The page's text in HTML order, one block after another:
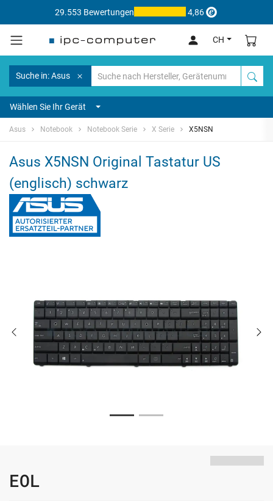
29.553 Bewertungen 4,86
CH
Suche in: Asus
Wählen Sie Ihr Gerät
Asus Notebook Notebook Serie X Serie X5NSN
Asus X5NSN Original Tastatur US
(englisch) schwarz
EOL